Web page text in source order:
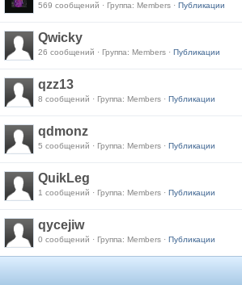
569 сообщений · Группа: Members · Публикации
Qwicky
26 сообщений · Группа: Members · Публикации
qzz13
8 сообщений · Группа: Members · Публикации
qdmonz
5 сообщений · Группа: Members · Публикации
QuikLeg
1 сообщений · Группа: Members · Публикации
qycejiw
0 сообщений · Группа: Members · Публикации